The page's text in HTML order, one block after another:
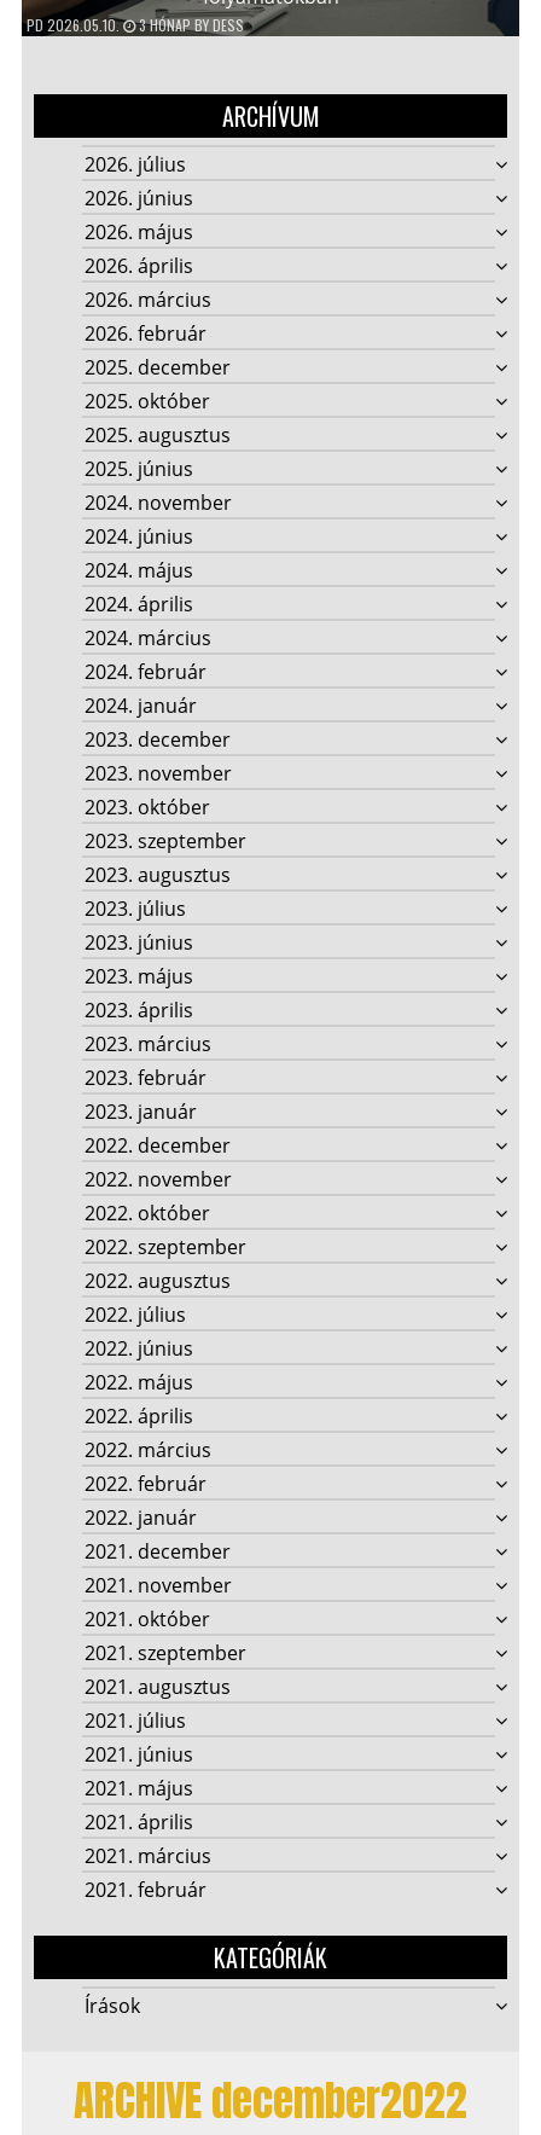
PD 2026.05.10. 3 HÓNAPBYDESS
ARCHÍVUM
2026. július
2026. június
2026. május
2026. április
2026. március
2026. február
2025. december
2025. október
2025. augusztus
2025. június
2024. november
2024. június
2024. május
2024. április
2024. március
2024. február
2024. január
2023. december
2023. november
2023. október
2023. szeptember
2023. augusztus
2023. július
2023. június
2023. május
2023. április
2023. március
2023. február
2023. január
2022. december
2022. november
2022. október
2022. szeptember
2022. augusztus
2022. július
2022. június
2022. május
2022. április
2022. március
2022. február
2022. január
2021. december
2021. november
2021. október
2021. szeptember
2021. augusztus
2021. július
2021. június
2021. május
2021. április
2021. március
2021. február
KATEGÓRIÁK
Írások
ARCHIVE december2022